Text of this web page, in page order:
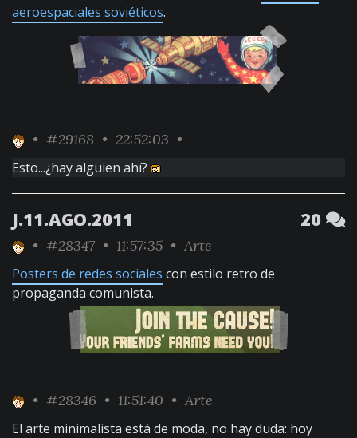
aeroespaciales soviéticos.
• #29168 • 22:52:03 •
Esto...¿hay alguien ahí?
J.11.AGO.2011 20
• #28347 • 11:57:35 • Arte
Posters de redes sociales con estilo retro de
propaganda comunista.
• #28346 • 11:51:40 • Arte
El arte minimalista está de moda, no hay duda: hoy